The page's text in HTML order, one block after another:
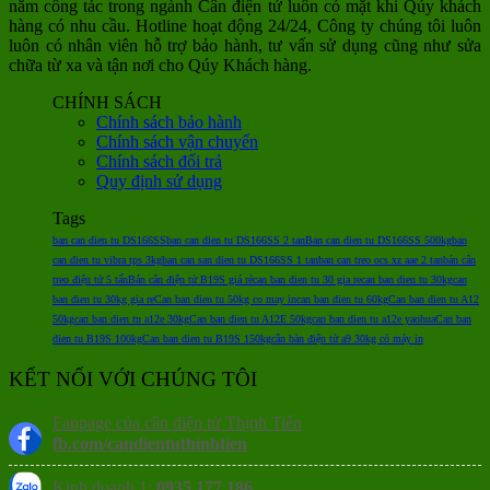
năm công tác trong ngành Cân điện tử luôn có mặt khi Qúy khách
hàng có nhu cầu. Hotline hoạt động 24/24, Công ty chúng tôi luôn
luôn có nhân viên hỗ trợ bảo hành, tư vấn sử dụng cũng như sửa
chữa từ xa và tận nơi cho Qúy Khách hàng.
CHÍNH SÁCH
Chính sách bảo hành
Chính sách vận chuyển
Chính sách đổi trả
Quy định sử dụng
Tags
ban can dien tu DS166SSban can dien tu DS166SS 2 tanBan can dien tu DS166SS 500kgban
can dien tu vibra tps 3kgban can san dien tu DS166SS 1 tanban can treo ocs xz aae 2 tanbán cân
treo điện tử 5 tấnBán cân điện tử B19S giá rẻcan ban dien tu 30 gia recan ban dien tu 30kgcan
ban dien tu 30kg gia reCan ban dien tu 50kg co may incan ban dien tu 60kgCan ban dien tu A12
50kgcan ban dien tu a12e 30kgCan ban dien tu A12E 50kgcan ban dien tu a12e yaohuaCan ban
dien tu B19S 100kgCan ban dien tu B19S 150kgcân bàn điện tử a9 30kg có máy in
KẾT NỐI VỚI CHÚNG TÔI
Fanpage của cân điện tử Thịnh Tiến
fb.com/candientuthinhtien